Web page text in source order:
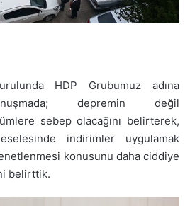
HDP Grubumuz adına
depremin değil
sebep olacağını belirterek,
indirimler uygulamak
konusunu daha ciddiye
belirttik.